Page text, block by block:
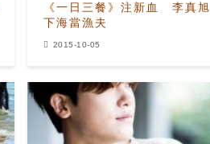
《一日三餐》注新血 李真旭
下海當漁夫
2015-10-05